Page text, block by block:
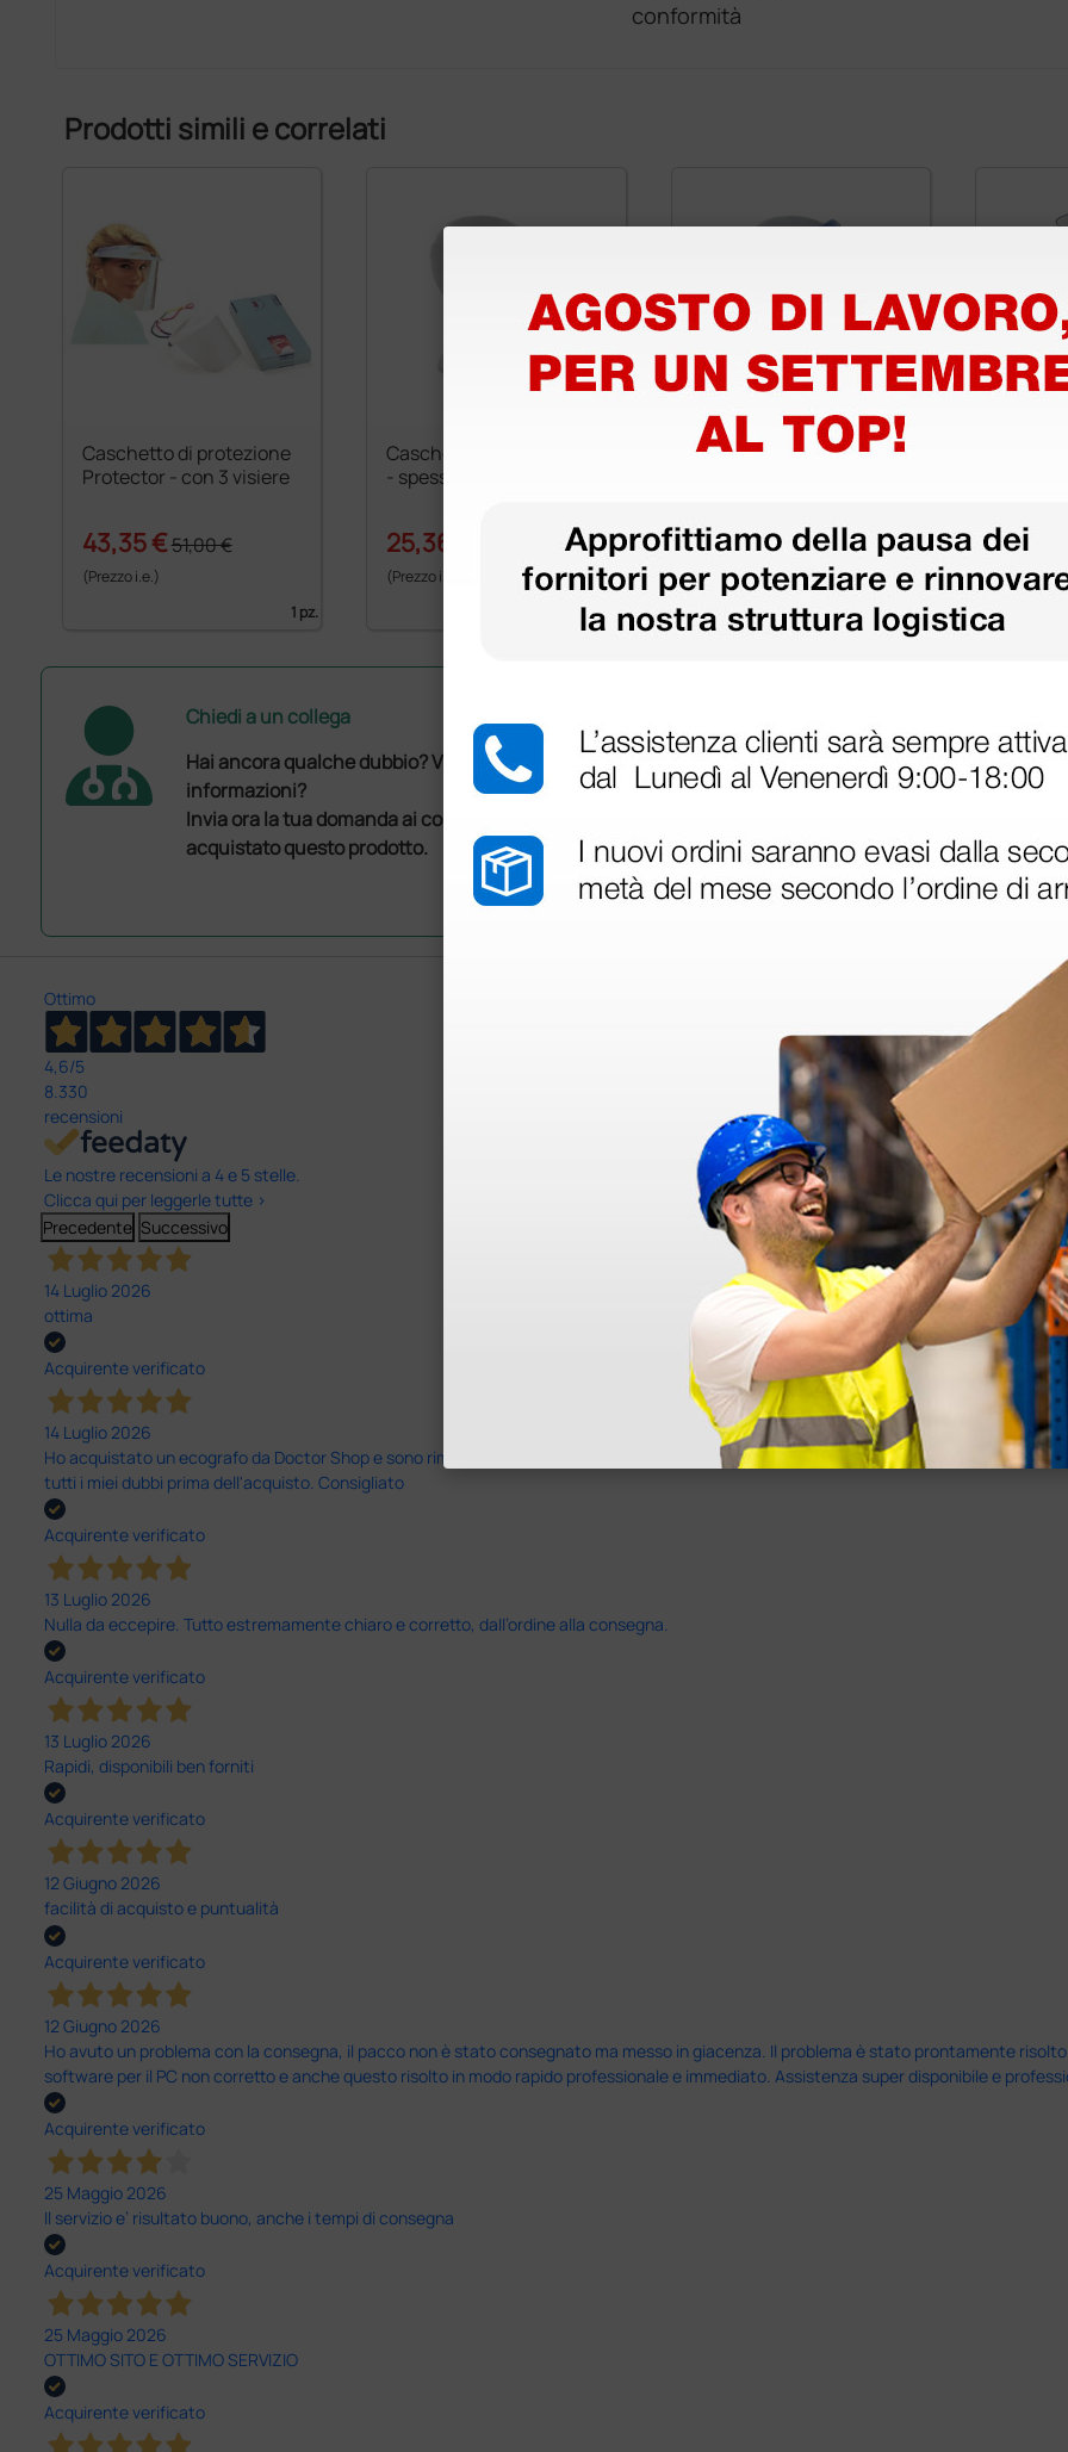
conformità
Prodotti simili e correlati
Caschetto di protezione
Protector - con 3 visiere
43,35 €51,00 €
(Prezzo i.e.)
1 pz.
Caschetto di protezione
- spessore 0,7 mm
25,36 €
(Prezzo i.e.)
1 pz.
Caschetto di protezione
31,10 €
(Prezzo i.e.)
1 pz.
9,29
(Prezzo
Chiedi a un collega
Hai ancora qualche dubbio? Vuoi ulteriori
informazioni?
Invia ora la tua domanda ai colleghi che hanno già
acquistato questo prodotto.
Ottimo
4,6/5
8.330
recensioni
Le nostre recensioni a 4 e 5 stelle.
Clicca qui per leggerle tutte >
Precedente Successivo
14 Luglio 2026
ottima
Acquirente verificato
14 Luglio 2026
Ho acquistato un ecografo da Doctor Shop e sono rimasto molto soddisfatto dell'esperienza. Apparecchiatura di qualità, consegna
tutti i miei dubbi prima dell'acquisto. Consigliato
Acquirente verificato
13 Luglio 2026
Nulla da eccepire. Tutto estremamente chiaro e corretto, dall’ordine alla consegna.
Acquirente verificato
13 Luglio 2026
Rapidi, disponibili ben forniti
Acquirente verificato
12 Giugno 2026
facilità di acquisto e puntualità
Acquirente verificato
12 Giugno 2026
Ho avuto un problema con la consegna, il pacco non è stato consegnato ma messo in giacenza. Il problema è stato prontamente
software per il PC non corretto e anche questo risolto in modo rapido professionale e immediato. Assistenza super disponibile e
Acquirente verificato
25 Maggio 2026
Il servizio e’ risultato buono, anche i tempi di consegna
Acquirente verificato
25 Maggio 2026
OTTIMO SITO E OTTIMO SERVIZIO
Acquirente verificato